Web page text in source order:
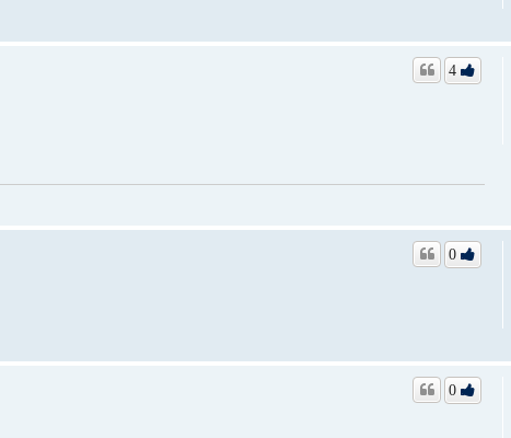
4
0
0